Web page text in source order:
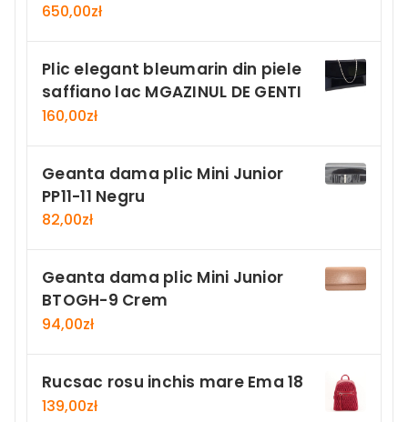
650,00zł
Plic elegant bleumarin din piele
saffiano lac MGAZINUL DE GENTI
160,00zł
Geanta dama plic Mini Junior
PP11-11 Negru
82,00zł
Geanta dama plic Mini Junior
BTOGH-9 Crem
94,00zł
Rucsac rosu inchis mare Ema 18
139,00zł